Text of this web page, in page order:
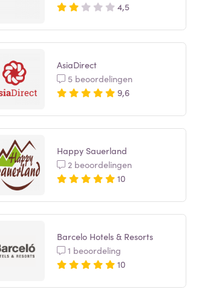
4,5
AsiaDirect
5 beoordelingen
9,6
Happy Sauerland
2 beoordelingen
10
Barcelo Hotels & Resorts
1 beoordeling
10